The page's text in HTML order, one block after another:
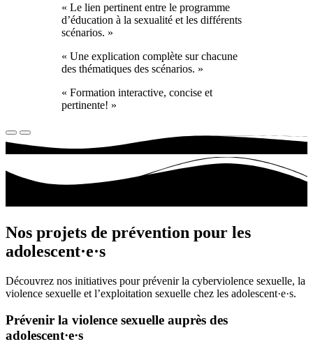
« Le lien pertinent entre le programme
d’éducation à la sexualité et les différents
scénarios. »
« Une explication complète sur chacune
des thématiques des scénarios. »
« Formation interactive, concise et
pertinente! »
Nos projets de prévention pour les
adolescent·e·s
Découvrez nos initiatives pour prévenir la cyberviolence sexuelle, la
violence sexuelle et l’exploitation sexuelle chez les adolescent·e·s.
Prévenir la violence sexuelle auprès des
adolescent·e·s